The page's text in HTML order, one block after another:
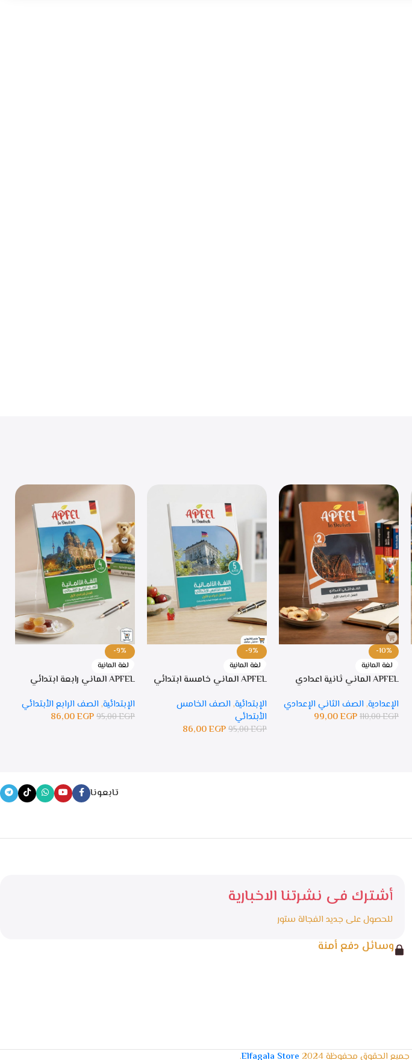
-10%
لغة المانية
APFEL الماني ثانية اعدادي
الإعدادية, الصف الثاني الإعدادي
110,00EGP
99,00EGP
-9%
لغة المانية
APFEL الماني خامسة ابتدائي
الإبتدائية, الصف الخامس
الأبتدائي
95,00EGP
86,00EGP
-9%
لغة المانية
APFEL الماني رابعة ابتدائي
الإبتدائية, الصف الرابع الأبتدائي
95,00EGP
86,00EGP
تابعونا
أشترك فى نشرتنا الاخبارية
للحصول على جديد الفجالة ستور
وسائل دفع أمنة
جميع الحقوق محفوظة 2024 Elfagala Store
.